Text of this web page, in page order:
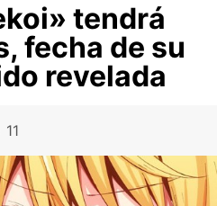
tendrá
fecha de su
revelada
11